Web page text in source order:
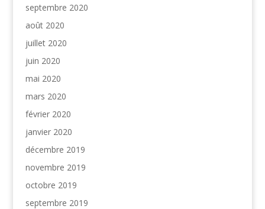
septembre 2020
août 2020
juillet 2020
juin 2020
mai 2020
mars 2020
février 2020
janvier 2020
décembre 2019
novembre 2019
octobre 2019
septembre 2019